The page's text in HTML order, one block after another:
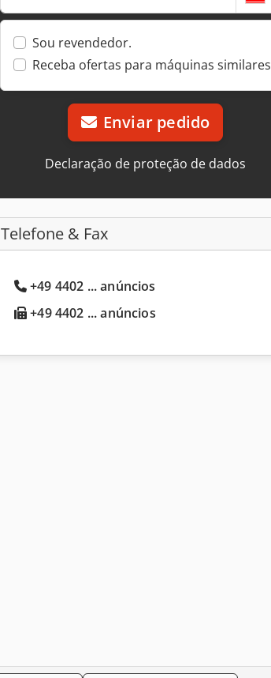
Sou revendedor.
Receba ofertas para máquinas similares
Enviar pedido
Declaração de proteção de dados
Telefone & Fax
+49 4402 ... anúncios
+49 4402 ... anúncios